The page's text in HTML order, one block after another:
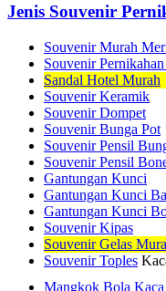
Jenis Souvenir
Souvenir Murah
Souvenir
Sandal Hotel Murah
Souvenir Keramik
Souvenir Dompet
Souvenir Bunga Pot
Souvenir Pensil
Souvenir Pensil
Gantungan Kunci
Gantungan Kunci
Gantungan Kunci
Souvenir Kipas
Souvenir Gelas
Souvenir Toples
Mangkok Bola Kaca